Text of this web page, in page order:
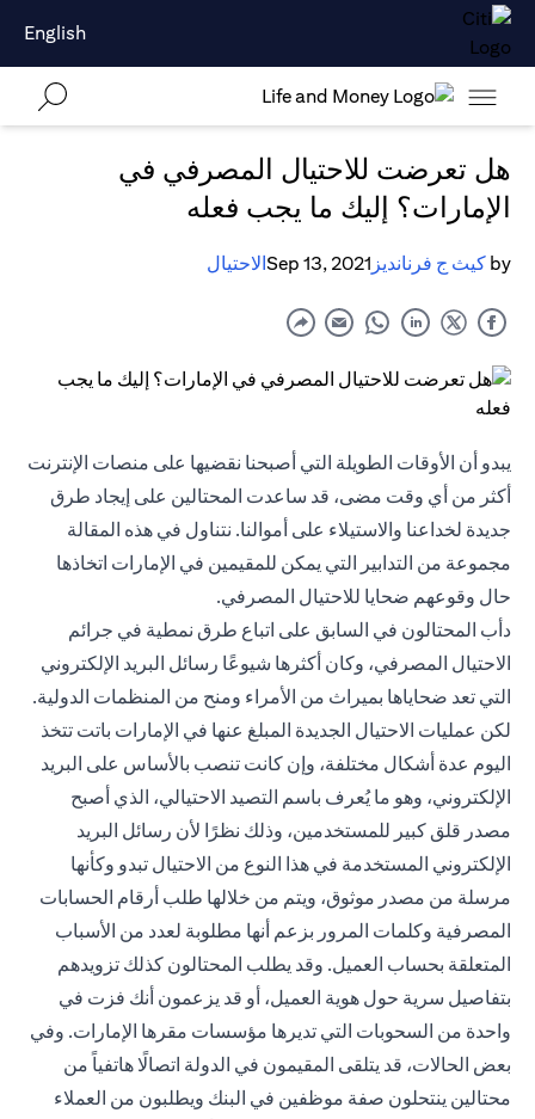
English
هل تعرضت للاحتيال المصرفي في
الإمارات؟ إليك ما يجب فعله
by كيث ج فرنانديز Sep 13, 2021الاحتيال
يبدو أن الأوقات الطويلة التي أصبحنا نقضيها على منصات الإنترنت
أكثر من أي وقت مضى، قد ساعدت المحتالين على إيجاد طرق
جديدة لخداعنا والاستيلاء على أموالنا. نتناول في هذه المقالة
مجموعة من التدابير التي يمكن للمقيمين في الإمارات اتخاذها
حال وقوعهم ضحايا للاحتيال المصرفي.
دأب المحتالون في السابق على اتباع طرق نمطية في جرائم
الاحتيال المصرفي، وكان أكثرها شيوعًا رسائل البريد الإلكتروني
التي تعد ضحاياها بميراث من الأمراء ومنح من المنظمات الدولية.
لكن عمليات الاحتيال الجديدة المبلغ عنها في الإمارات باتت تتخذ
اليوم عدة أشكال مختلفة، وإن كانت تنصب بالأساس على البريد
الإلكتروني، وهو ما يُعرف باسم التصيد الاحتيالي، الذي أصبح
مصدر قلق كبير للمستخدمين، وذلك نظرًا لأن رسائل البريد
الإلكتروني المستخدمة في هذا النوع من الاحتيال تبدو وكأنها
مرسلة من مصدر موثوق، ويتم من خلالها طلب أرقام الحسابات
المصرفية وكلمات المرور بزعم أنها مطلوبة لعدد من الأسباب
المتعلقة بحساب العميل. وقد يطلب المحتالون كذلك تزويدهم
بتفاصيل سرية حول هوية العميل، أو قد يزعمون أنك فزت في
واحدة من السحوبات التي تديرها مؤسسات مقرها الإمارات. وفي
بعض الحالات، قد يتلقى المقيمون في الدولة اتصالًا هاتفياً من
محتالين ينتحلون صفة موظفين في البنك ويطلبون من العملاء